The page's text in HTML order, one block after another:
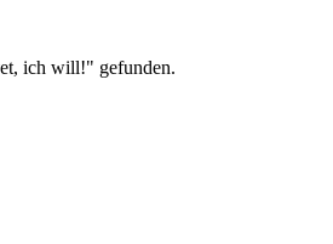
ich will!" gefunden.